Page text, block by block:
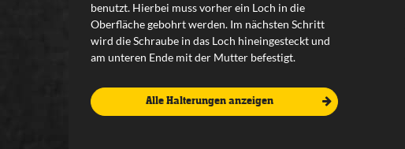
benutzt. Hierbei muss vorher ein Loch in die
Oberfläche gebohrt werden. Im nächsten Schritt
wird die Schraube in das Loch hineingesteckt und
am unteren Ende mit der Mutter befestigt.
Alle Halterungen anzeigen